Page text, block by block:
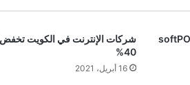
شركات الإنترنت في الكويت تخفض
40%
16 أبريل، 2021